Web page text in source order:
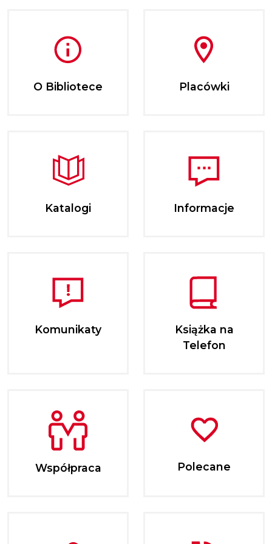
O Bibliotece Placówki
Katalogi Informacje
Komunikaty
Książka na
Telefon
Współpraca Polecane